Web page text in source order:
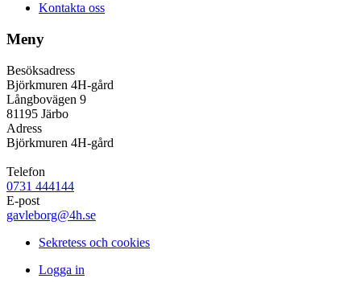
Kontakta oss
Meny
Besöksadress
Björkmuren 4H-gård
Långbovägen 9
81195 Järbo
Adress
Björkmuren 4H-gård
Telefon
0731 444144
E-post
gavleborg@4h.se
Sekretess och cookies
Logga in